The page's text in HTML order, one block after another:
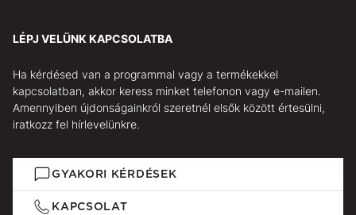
LÉPJ VELÜNK KAPCSOLATBA
Ha kérdésed van a programmal vagy a termékekkel
kapcsolatban, akkor keress minket telefonon vagy e-mailen.
Amennyiben újdonságainkról szeretnél elsők között értesülni,
iratkozz fel hírlevelünkre.
GYAKORI KÉRDÉSEK
KAPCSOLAT